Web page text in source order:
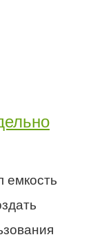
емкость